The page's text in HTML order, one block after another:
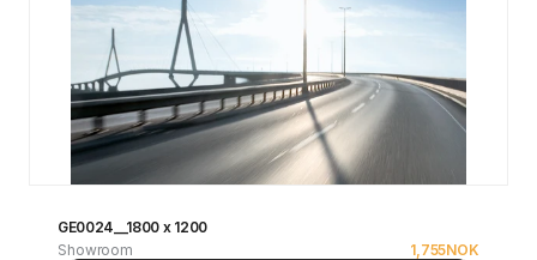
GE0024__1800 x 1200
Showroom
1,755NOK